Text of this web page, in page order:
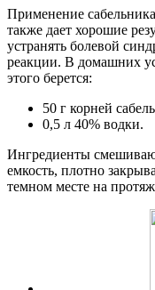
Применение
также дает хорошие
устранять болевой
реакции. В домашних
этого берется:
50 г корней
0,5 л 40% водки.
Ингредиенты
емкость, плотно
темном месте на